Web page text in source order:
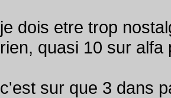
je dois etre trop
rien, quasi 10 sur alfa
c'est sur que 3 dans